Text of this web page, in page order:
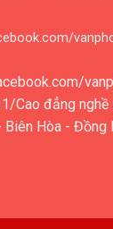
Cao đẳng
Biên Hòa - Đồng